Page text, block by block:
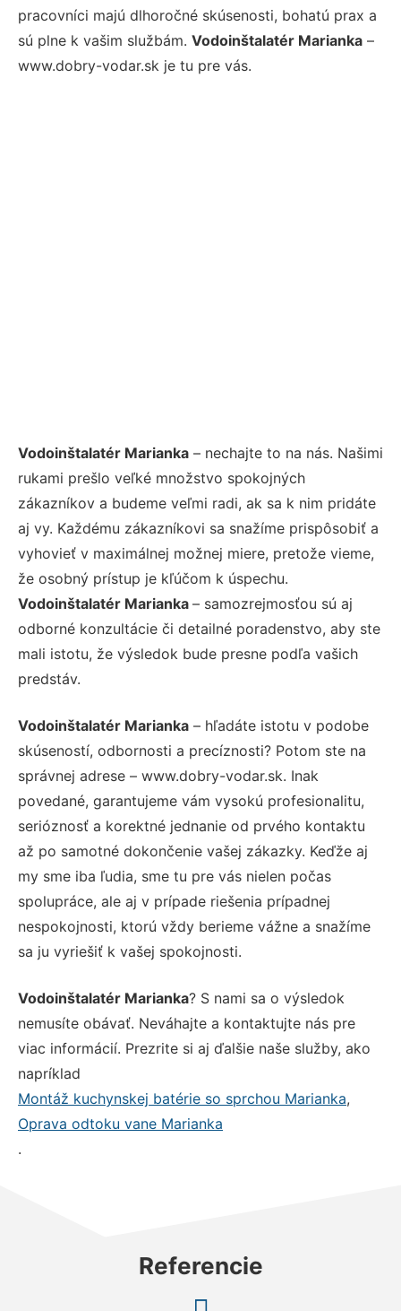
pracovníci majú dlhoročné skúsenosti, bohatú prax a
sú plne k vašim službám. Vodoinštalatér Marianka –
www.dobry-vodar.sk je tu pre vás.
Vodoinštalatér Marianka – nechajte to na nás. Našimi
rukami prešlo veľké množstvo spokojných
zákazníkov a budeme veľmi radi, ak sa k nim pridáte
aj vy. Každému zákazníkovi sa snažíme prispôsobiť a
vyhovieť v maximálnej možnej miere, pretože vieme,
že osobný prístup je kľúčom k úspechu.
Vodoinštalatér Marianka – samozrejmosťou sú aj
odborné konzultácie či detailné poradenstvo, aby ste
mali istotu, že výsledok bude presne podľa vašich
predstáv.
Vodoinštalatér Marianka – hľadáte istotu v podobe
skúseností, odbornosti a precíznosti? Potom ste na
správnej adrese – www.dobry-vodar.sk. Inak
povedané, garantujeme vám vysokú profesionalitu,
serióznosť a korektné jednanie od prvého kontaktu
až po samotné dokončenie vašej zákazky. Keďže aj
my sme iba ľudia, sme tu pre vás nielen počas
spolupráce, ale aj v prípade riešenia prípadnej
nespokojnosti, ktorú vždy berieme vážne a snažíme
sa ju vyriešiť k vašej spokojnosti.
Vodoinštalatér Marianka? S nami sa o výsledok
nemusíte obávať. Neváhajte a kontaktujte nás pre
viac informácií. Prezrite si aj ďalšie naše služby, ako
napríklad
Montáž kuchynskej batérie so sprchou Marianka,
Oprava odtoku vane Marianka
.
Referencie